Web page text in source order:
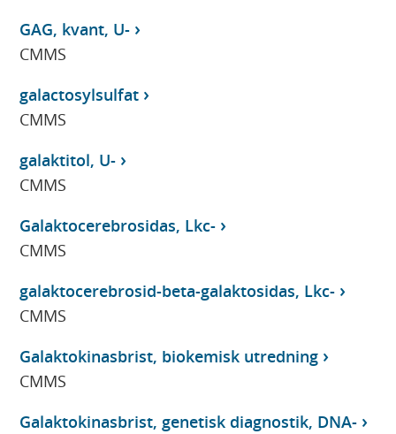
GAG, kvant, U-
CMMS
galactosylsulfat
CMMS
galaktitol, U-
CMMS
Galaktocerebrosidas, Lkc-
CMMS
galaktocerebrosid-beta-galaktosidas, Lkc-
CMMS
Galaktokinasbrist, biokemisk utredning
CMMS
Galaktokinasbrist, genetisk diagnostik, DNA-